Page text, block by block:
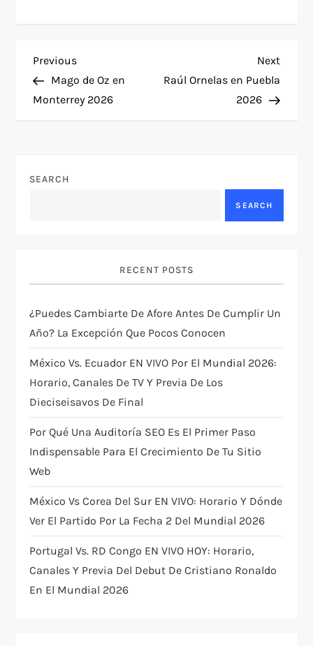
P
o
g
a
t
i
o
n
Previous
Post
Previous
Mago de Oz en
Monterrey 2026
Next
Post
Next
Raúl Ornelas en Puebla
2026
SEARCH
SEARCH
RECENT POSTS
¿Puedes Cambiarte De Afore Antes De Cumplir Un
Año? La Excepción Que Pocos Conocen
México Vs. Ecuador EN VIVO Por El Mundial 2026:
Horario, Canales De TV Y Previa De Los
Dieciseisavos De Final
Por Qué Una Auditoría SEO Es El Primer Paso
Indispensable Para El Crecimiento De Tu Sitio
Web
México Vs Corea Del Sur EN VIVO: Horario Y Dónde
Ver El Partido Por La Fecha 2 Del Mundial 2026
Portugal Vs. RD Congo EN VIVO HOY: Horario,
Canales Y Previa Del Debut De Cristiano Ronaldo
En El Mundial 2026